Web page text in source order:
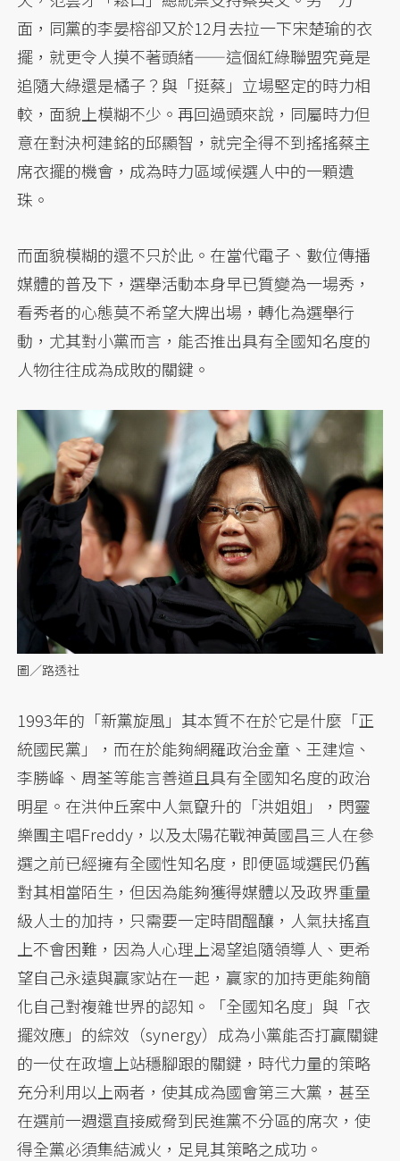
面，同黨的李晏榕卻又於12月去拉一下宋楚瑜的衣
擺，就更令人摸不著頭緒——這個紅綠聯盟究竟是
追隨大綠還是橘子？與「挺蔡」立場堅定的時力相
較，面貌上模糊不少。再回過頭來說，同屬時力但
意在對決柯建銘的邱顯智，就完全得不到搖搖蔡主
席衣擺的機會，成為時力區域候選人中的一顆遺
珠。
而面貌模糊的還不只於此。在當代電子、數位傳播
媒體的普及下，選舉活動本身早已質變為一場秀，
看秀者的心態莫不希望大牌出場，轉化為選舉行
動，尤其對小黨而言，能否推出具有全國知名度的
人物往往成為成敗的關鍵。
圖／路透社
1993年的「新黨旋風」其本質不在於它是什麼「正
統國民黨」，而在於能夠網羅政治金童、王建煊、
李勝峰、周荃等能言善道且具有全國知名度的政治
明星。在洪仲丘案中人氣竄升的「洪姐姐」，閃靈
樂團主唱Freddy，以及太陽花戰神黃國昌三人在參
選之前已經擁有全國性知名度，即便區域選民仍舊
對其相當陌生，但因為能夠獲得媒體以及政界重量
級人士的加持，只需要一定時間醞釀，人氣扶搖直
上不會困難，因為人心理上渴望追隨領導人、更希
望自己永遠與贏家站在一起，贏家的加持更能夠簡
化自己對複雜世界的認知。「全國知名度」與「衣
擺效應」的綜效（synergy）成為小黨能否打贏關鍵
的一仗在政壇上站穩腳跟的關鍵，時代力量的策略
充分利用以上兩者，使其成為國會第三大黨，甚至
在選前一週還直接威脅到民進黨不分區的席次，使
得全黨必須集結滅火，足見其策略之成功。